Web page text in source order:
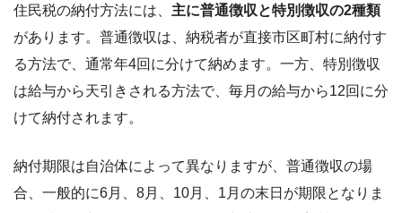
住民税の納付方法には、 主に普通徴収と特別徴収の2種類
があります。普通徴収は、納税者が直接市区町村に納付す
る方法で、通常年4回に分けて納めます。一方、特別徴収
は給与から天引きされる方法で、毎月の給与から12回に分
けて納付されます。
納付期限は自治体によって異なりますが、普通徴収の場
合、一般的に6月、8月、10月、1月の末日が期限となりま